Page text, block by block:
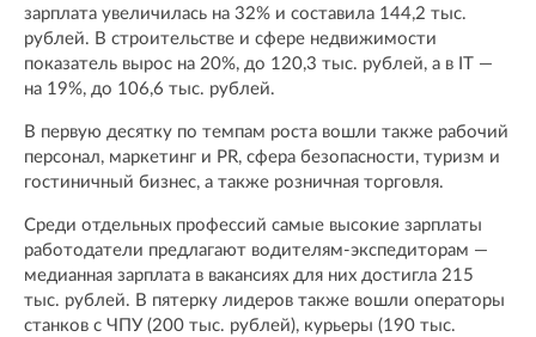
зарплата увеличилась на 32% и составила 144,2 тыс.
рублей. В строительстве и сфере недвижимости
показатель вырос на 20%, до 120,3 тыс. рублей, а в IT —
на 19%, до 106,6 тыс. рублей.
В первую десятку по темпам роста вошли также рабочий
персонал, маркетинг и PR, сфера безопасности, туризм и
гостиничный бизнес, а также розничная торговля.
Среди отдельных профессий самые высокие зарплаты
работодатели предлагают водителям-экспедиторам —
медианная зарплата в вакансиях для них достигла 215
тыс. рублей. В пятерку лидеров также вошли операторы
станков с ЧПУ (200 тыс. рублей), курьеры (190 тыс.